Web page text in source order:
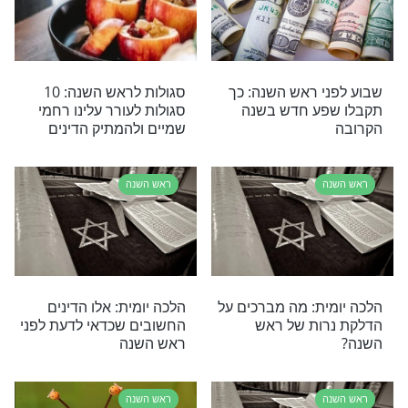
לראש השנה
ראש השנה
תפילה לקבלת ראש השנה
בקדושה
ראש השנה